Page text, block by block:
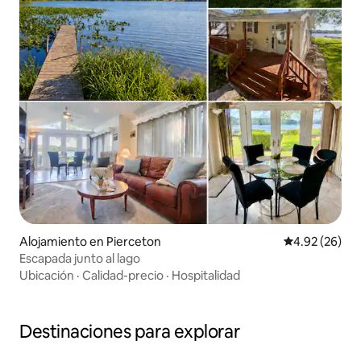
Alojamiento en Pierceton Calificación
4.92 (26)
Escapada junto al lago
Ubicación · Calidad-precio · Hospitalidad
Destinaciones para explorar